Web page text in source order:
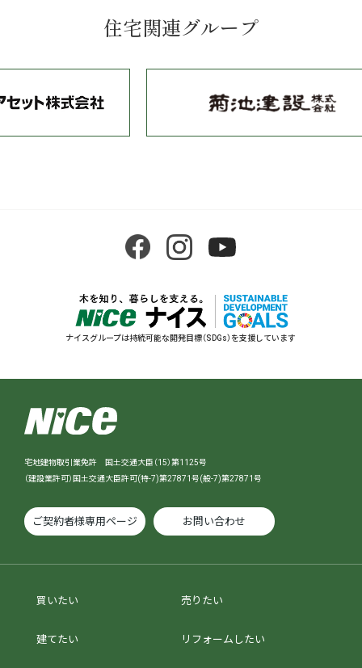
住宅関連グループ
ナイスグループは持続可能な開発目標（SDGs）を支援しています
宅地建物取引業免許 国土交通大臣（15）第1125号
（建設業許可）国土交通大臣許可(特-7)第27871号(般-7)第27871号
ご契約者様専用ページ お問い合わせ
買いたい 売りたい
建てたい リフォームしたい